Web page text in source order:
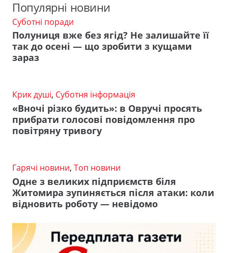
Популярні новини
Суботні поради
Полуниця вже без ягід? Не залишайте її
так до осені — що зробити з кущами
зараз
Крик душі, Суботня інформація
«Вночі різко будить»: в Овручі просять
прибрати голосові повідомлення про
повітряну тривогу
Гарячі новини, Топ новини
Одне з великих підприємств біля
Житомира зупиняється після атаки: коли
відновить роботу — невідомо